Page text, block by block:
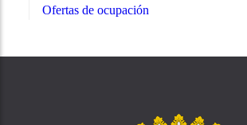
Ofertas de ocupación